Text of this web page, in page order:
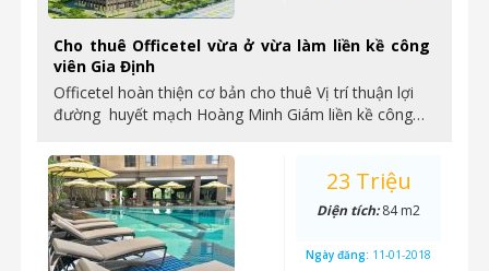
Cho thuê Officetel vừa ở vừa làm liền kề công
viên Gia Định
Officetel hoàn thiện cơ bản cho thuê Vị trí thuận lợi
đường huyết mạch Hoàng Minh Giám liền kề công…
23 Triệu
Diện tích:84 m2
Ngày đăng: 11-01-2018